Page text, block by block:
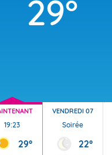
29°
19:23
29°
VENDREDI 07
Soirée
22°